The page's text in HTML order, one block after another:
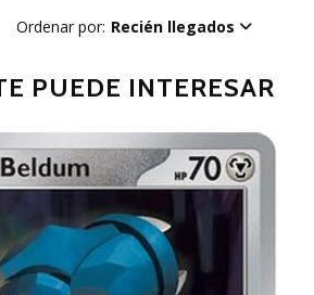
Ordenar por: Recién llegados
PUEDE INTERESAR